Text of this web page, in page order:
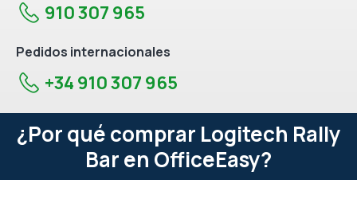
910 307 965
Pedidos internacionales
+34 910 307 965
¿Por qué comprar Logitech Rally
Bar en OfficeEasy?